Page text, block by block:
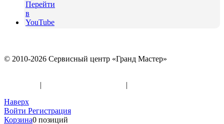
© 2010-2026 Сервисный центр «Гранд Мастер»
| |
Наверх
Войти Регистрация
Корзина0 позиций